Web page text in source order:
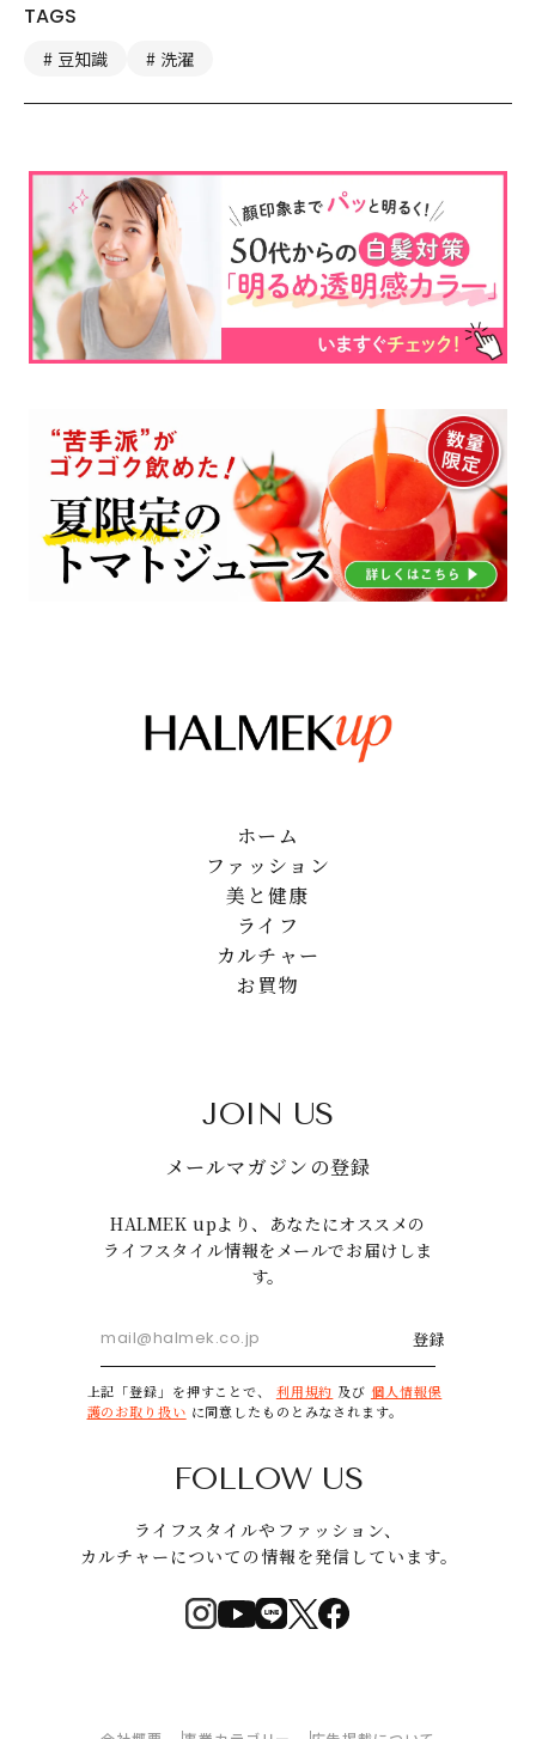
TAGS
豆知識 洗濯
ホーム
ファッション
美と健康
ライフ
カルチャー
お買物
JOIN US
メールマガジンの登録
HALMEK upより、あなたにオススメの
ライフスタイル情報をメールでお届けしま
す。
登録
上記「登録」を押すことで、 利用規約 及び 個人情報保
護のお取り扱い に同意したものとみなされます。
FOLLOW US
ライフスタイルやファッション、
カルチャーについての情報を発信しています。